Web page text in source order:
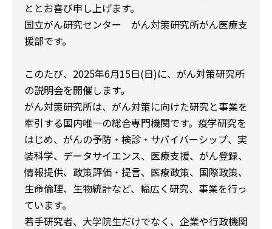
ととお喜び申し上げます。
国立がん研究センター がん対策研究所がん医療支
援部です。
このたび、2025年6月15日(日)に、がん対策研究所
の説明会を開催します。
がん対策研究所は、がん対策に向けた研究と事業を
牽引する国内唯一の総合専門機関です。疫学研究を
はじめ、がんの予防・検診・サバイバーシップ、実
装科学、データサイエンス、医療支援、がん登録、
情報提供、政策評価・提言、医療政策、国際政策、
生命倫理、生物統計など、幅広く研究、事業を行っ
ています。
若手研究者、大学院生だけでなく、企業や行政機関